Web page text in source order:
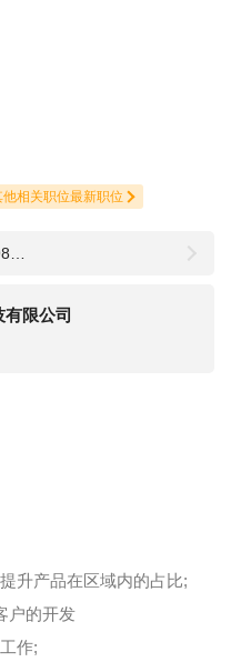
他相关职位最新职位
限公司
升产品在区域内的占比;
户的开发
作;